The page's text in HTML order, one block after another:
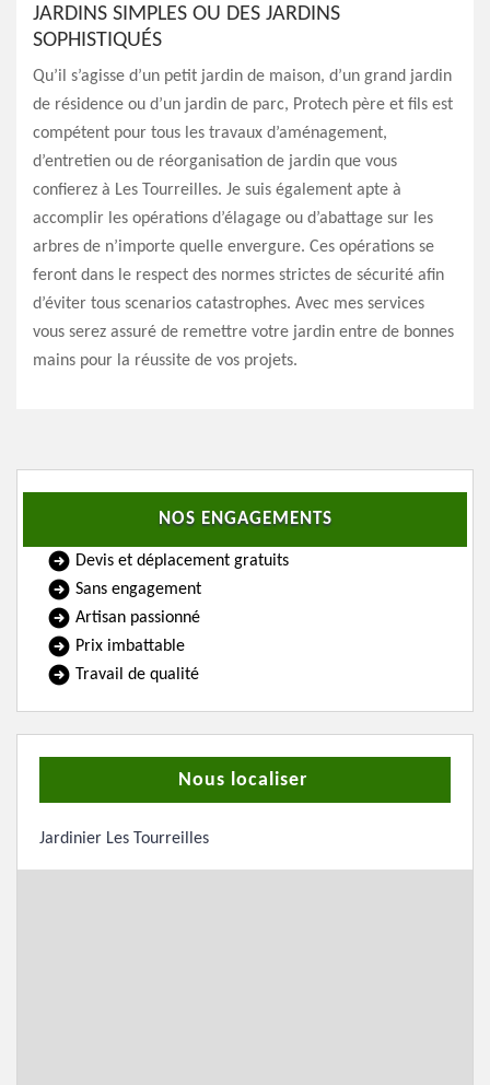
JARDINS SIMPLES OU DES JARDINS
SOPHISTIQUÉS
Qu’il s’agisse d’un petit jardin de maison, d’un grand jardin
de résidence ou d’un jardin de parc, Protech père et fils est
compétent pour tous les travaux d’aménagement,
d’entretien ou de réorganisation de jardin que vous
confierez à Les Tourreilles. Je suis également apte à
accomplir les opérations d’élagage ou d’abattage sur les
arbres de n’importe quelle envergure. Ces opérations se
feront dans le respect des normes strictes de sécurité afin
d’éviter tous scenarios catastrophes. Avec mes services
vous serez assuré de remettre votre jardin entre de bonnes
mains pour la réussite de vos projets.
NOS ENGAGEMENTS
Devis et déplacement gratuits
Sans engagement
Artisan passionné
Prix imbattable
Travail de qualité
Nous localiser
Jardinier Les Tourreilles